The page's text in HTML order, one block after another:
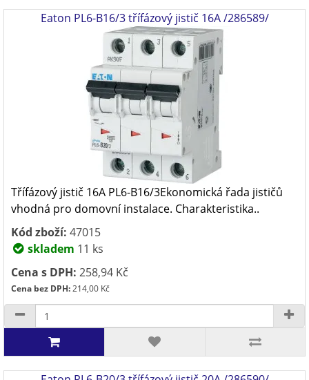
Eaton PL6-B16/3 třífázový jistič 16A /286589/
Třífázový jistič 16A PL6-B16/3Ekonomická řada jističů
vhodná pro domovní instalace. Charakteristika..
Kód zboží: 47015
skladem 11 ks
Cena s DPH: 258,94 Kč
Cena bez DPH:214,00 Kč